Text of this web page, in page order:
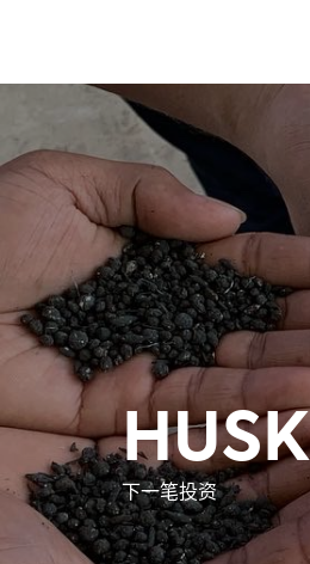
HUSK
下一笔投资